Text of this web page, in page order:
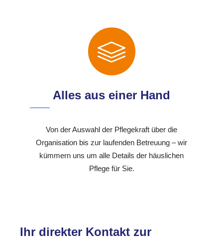
Alles aus einer Hand
Von der Auswahl der Pflegekraft über die
Organisation bis zur laufenden Betreuung – wir
kümmern uns um alle Details der häuslichen
Pflege für Sie.
Ihr direkter Kontakt zur